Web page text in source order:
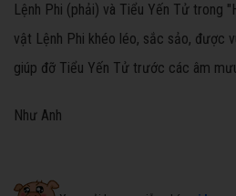
Lệnh Phi (phải) và Tiểu Yến Tử trong
vật Lệnh Phi khéo léo, sắc sảo, được
giúp đỡ Tiểu Yến Tử trước các âm
Như Anh